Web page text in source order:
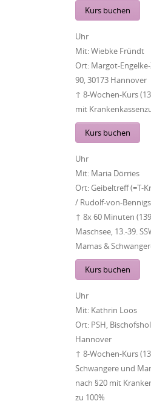
Kurs buchen
Uhr
Mit:Wiebke Fründt
Ort: Margot-
90, 30173 Hannover
↑ 8-Wochen-Kurs
mit
Kurs buchen
Uhr
Mit: Maria Dörries
Ort:Geibeltreff (=T-
/ Rudolf-von-
↑ 8x 60 Minuten
Maschsee, 13.-39.
Mamas &
Kurs buchen
Uhr
Mit: Kathrin Loos
Ort: PSH,
Hannover
↑ 8-Wochen-Kurs
Schwangere und
nach §20 mit
zu 100%